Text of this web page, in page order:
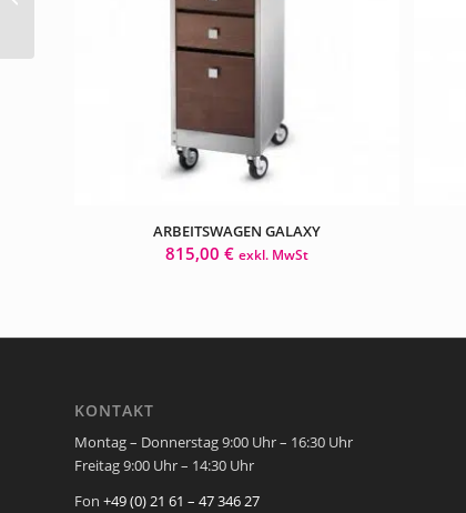
ARBEITSWAGEN GALAXY
815,00€ exkl. MwSt
KONTAKT
Montag – Donnerstag 9:00 Uhr – 16:30 Uhr
Freitag 9:00 Uhr – 14:30 Uhr
Fon +49 (0) 21 61 – 47 346 27